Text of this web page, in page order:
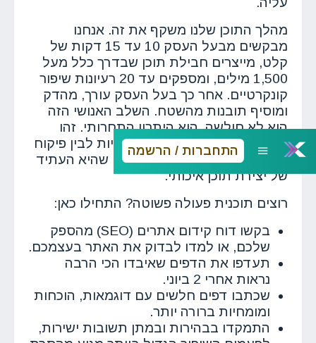
התחברות / הרשמה
מהלך התוכן שלנו משקף את זה. אנחנו
מבקשים מבעל העסק 10 עד 15 דקות של
קלט, מייצרים חבילת תוכן שבדרך כלל מעל
1,500 מילים, ומספקים עד 20 רעיונות שיפור
קונקרטיים. אחר כך בעל העסק עורך, מהדק
ומוסיף תובנות מהשטח. השלב האנושי הזה
הוא לא חולשה, הוא היתרון התחרותי. זהו
שילוב מדויק בין יכולות אוטומטיות לבין פיקוח
אנושי, סינרגיה שאנחנו מאמינים שהיא העתיד
של יצירת תוכן איכותי.
רוצים תוכנית פעולה פשוטה? התחילו כאן:
בקשו דוח קידום אתרים (SEO) מהספק
שלכם, או למדו לבדוק את האתר בעצמכם.
תעדפו את הדפים שאיבדו הכי הרבה
נראות אחרי 2 ביוני.
שכתבו דפים חלשים עם דוגמאות, הוכחות
ומומחיות ברורה יותר.
התמקדו בבהירות ובמתן תשובות ישירות,